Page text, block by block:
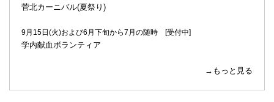
菅北カーニバル(夏祭り)
9月15日(火)および6月下旬から7月の随時 [受付中]
学内献血ボランティア
→もっと見る